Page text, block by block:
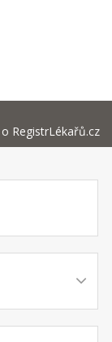
RegistrLékařů.cz